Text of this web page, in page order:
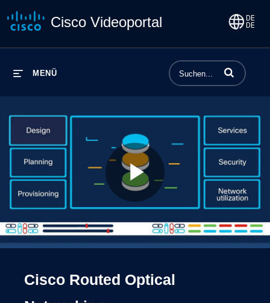
Cisco Videoportal
MENÜ Begriffe
Play
Cisco Routed Optical